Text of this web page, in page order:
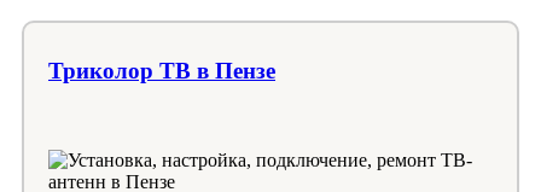
Триколор ТВ в Пензе